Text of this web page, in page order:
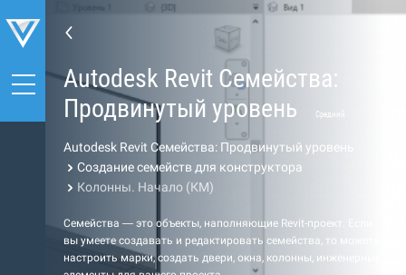
Autodesk Revit Семейства:
Продвинутый уровень
Средний
Autodesk Revit Семейства: Продвинутый уровень
Создание семейств для конструктора
Колонны. Начало (КМ)
Семейства — это объекты, наполняющие Revit-проект. Если
вы умеете создавать и редактировать семейства, то можете
настроить марки, создать двери, окна, колонны, инженерные